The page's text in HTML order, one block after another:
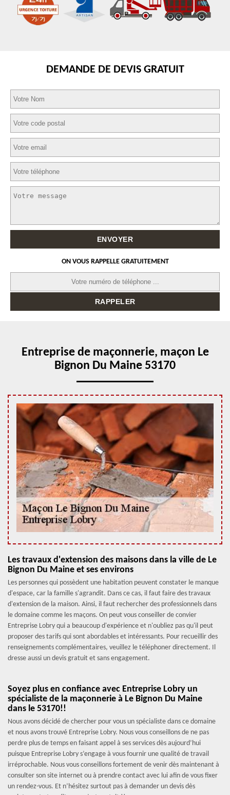
DEMANDE DE DEVIS GRATUIT
ON VOUS RAPPELLE GRATUITEMENT
Entreprise de maçonnerie, maçon Le
Bignon Du Maine 53170
Les travaux d'extension des maisons dans la ville de Le
Bignon Du Maine et ses environs
Les personnes qui possèdent une habitation peuvent constater le manque
d'espace, car la famille s'agrandit. Dans ce cas, il faut faire des travaux
d'extension de la maison. Ainsi, il faut rechercher des professionnels dans
le domaine comme les maçons. On peut vous conseiller de convier
Entreprise Lobry qui a beaucoup d'expérience et n'oubliez pas qu'il peut
proposer des tarifs qui sont abordables et intéressants. Pour recueillir des
renseignements complémentaires, veuillez le téléphoner directement. Il
dresse aussi un devis gratuit et sans engagement.
Soyez plus en confiance avec Entreprise Lobry un
spécialiste de la maçonnerie à Le Bignon Du Maine
dans le 53170!!
Nous avons décidé de chercher pour vous un spécialiste dans ce domaine
et nous avons trouvé Entreprise Lobry. Nous vous conseillons de ne pas
perdre plus de temps en faisant appel à ses services dès aujourd’hui
puisque Entreprise Lobry s’engage à vous fournir une qualité de travail
irréprochable. Nous vous conseillons fortement de venir dès maintenant à
consulter son site internet ou à prendre contact avec lui afin de vous fixer
un rendez-vous. Et n’hésitez surtout pas à demander un devis dès